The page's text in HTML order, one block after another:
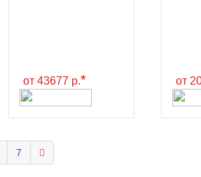
от 43677 р.* от
7